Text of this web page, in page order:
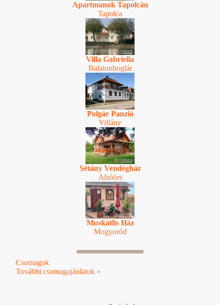
Apartmanok Tapolcán
Tapolca
Villa Gabriella
Balatonboglár
Polgár Panzió
Villány
Sétány Vendégház
Alsóörs
Muskátlis Ház
Mogyoród
Csomagok
További csomagajánlatok »